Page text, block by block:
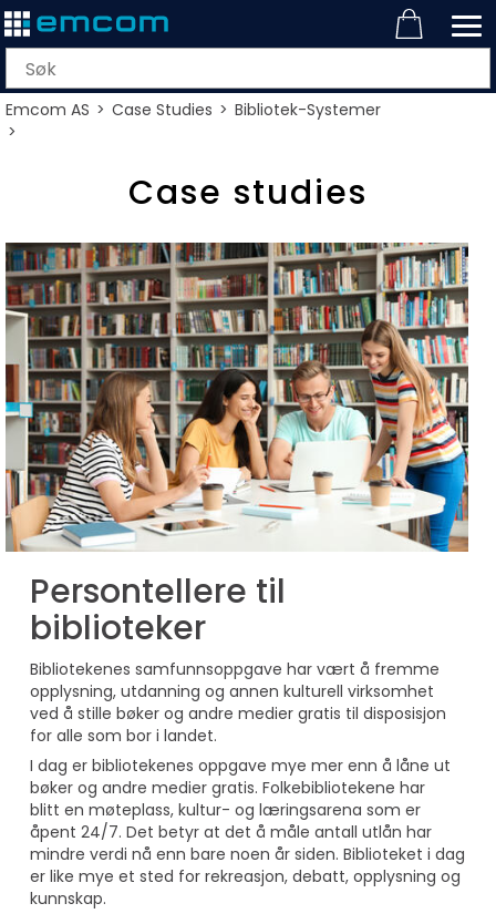
Emcom AS>Case Studies>Bibliotek-Systemer
>
Case studies
Persontellere til
biblioteker
Bibliotekenes samfunnsoppgave har vært å fremme
opplysning, utdanning og annen kulturell virksomhet
ved å stille bøker og andre medier gratis til disposisjon
for alle som bor i landet.
I dag er bibliotekenes oppgave mye mer enn å låne ut
bøker og andre medier gratis. Folkebibliotekene har
blitt en møteplass, kultur- og læringsarena som er
åpent 24/7. Det betyr at det å måle antall utlån har
mindre verdi nå enn bare noen år siden. Biblioteket i dag
er like mye et sted for rekreasjon, debatt, opplysning og
kunnskap.